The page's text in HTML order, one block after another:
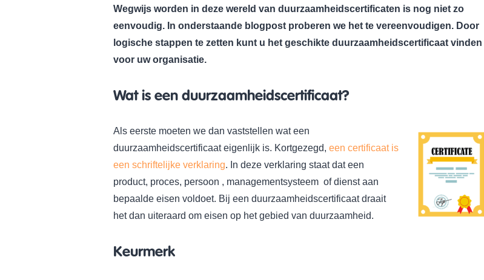
Wegwijs worden in deze wereld van duurzaamheidscertificaten is nog niet zo
eenvoudig. In onderstaande blogpost proberen we het te vereenvoudigen. Door
logische stappen te zetten kunt u het geschikte duurzaamheidscertificaat vinden
voor uw organisatie.
Wat is een duurzaamheidscertificaat?
Als eerste moeten we dan vaststellen wat een
duurzaamheidscertificaat eigenlijk is. Kortgezegd, een certificaat is
een schriftelijke verklaring. In deze verklaring staat dat een
product, proces, persoon , managementsysteem of dienst aan
bepaalde eisen voldoet. Bij een duurzaamheidscertificaat draait
het dan uiteraard om eisen op het gebied van duurzaamheid.
Keurmerk